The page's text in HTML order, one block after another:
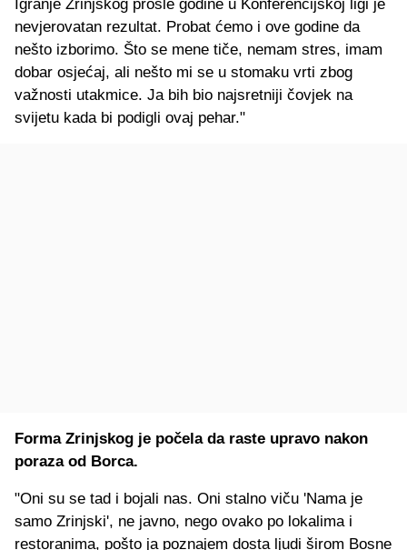
Igranje Zrinjskog prošle godine u Konferencijskoj ligi je
nevjerovatan rezultat. Probat ćemo i ove godine da
nešto izborimo. Što se mene tiče, nemam stres, imam
dobar osjećaj, ali nešto mi se u stomaku vrti zbog
važnosti utakmice. Ja bih bio najsretniji čovjek na
svijetu kada bi podigli ovaj pehar."
Forma Zrinjskog je počela da raste upravo nakon
poraza od Borca.
"Oni su se tad i bojali nas. Oni stalno viču 'Nama je
samo Zrinjski', ne javno, nego ovako po lokalima i
restoranima, pošto ja poznajem dosta ljudi širom Bosne